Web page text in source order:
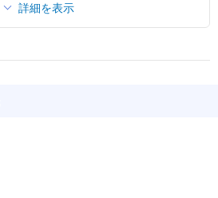
詳細を表示